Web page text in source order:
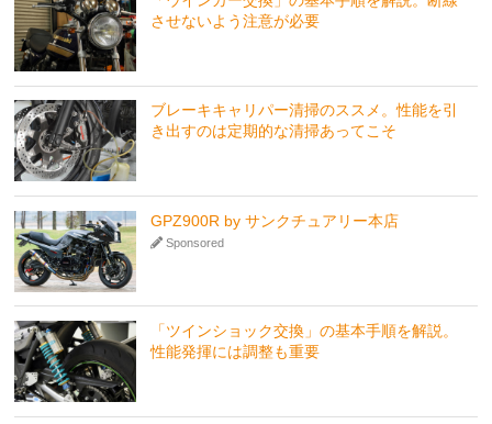
させないよう注意が必要
ブレーキキャリパー清掃のススメ。性能を引
き出すのは定期的な清掃あってこそ
GPZ900R by サンクチュアリー本店
Sponsored
「ツインショック交換」の基本手順を解説。
性能発揮には調整も重要